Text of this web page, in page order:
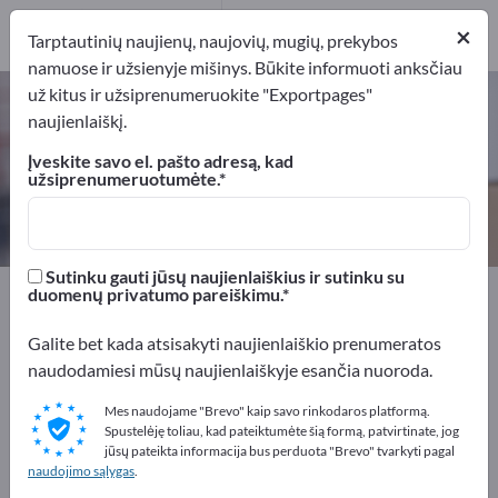
Padėklai – raskite gamintojus ir
tiekėjus
Eksportuotojai Gamintojai
11
Gamintojai
Exportpages Transportas ir pakavimas
Reklamuokitės nemokamai
Exportpages!
Poreikiai – Pasiūlymai – Naudotos prekės – Verslo
kontaktai >> pradėkite čia
×
Tarptautinių naujienų, naujovių, mugių, prekybos
namuose ir užsienyje mišinys. Būkite informuoti anksčiau
už kitus ir užsiprenumeruokite "Exportpages"
naujienlaiškį.
Įveskite savo el. pašto adresą, kad
užsiprenumeruotumėte.
Sutinku gauti jūsų naujienlaiškius ir sutinku su
duomenų privatumo pareiškimu.
Galite bet kada atsisakyti naujienlaiškio prenumeratos
naudodamiesi mūsų naujienlaiškyje esančia nuoroda.
Mes naudojame "Brevo" kaip savo rinkodaros platformą.
Spustelėję toliau, kad pateiktumėte šią formą, patvirtinate, jog
jūsų pateikta informacija bus perduota "Brevo" tvarkyti pagal
naudojimo sąlygas.